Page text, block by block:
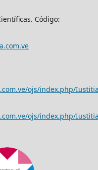
Código:
ojs/index.php/
ojs/index.php/